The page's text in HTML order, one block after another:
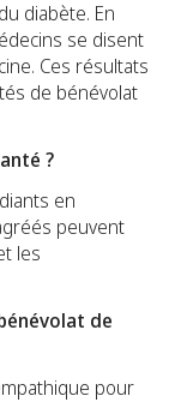
diabète. En
se disent
Ces résultats
de bénévolat
?
en
peuvent
les
de
pour